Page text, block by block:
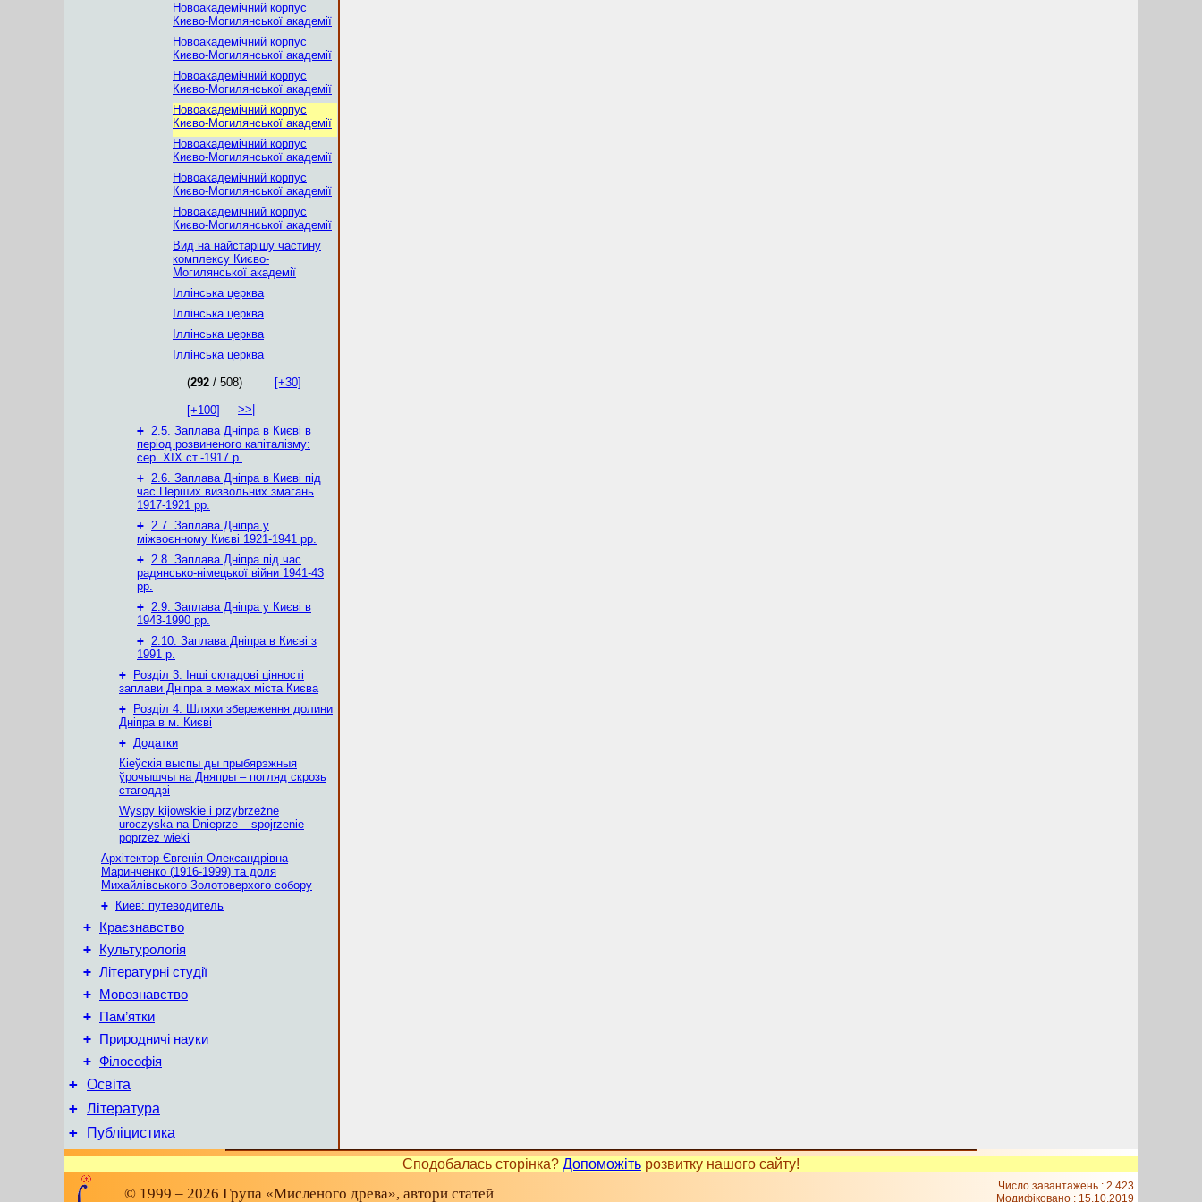
Новоакадемічний корпус
Києво-Могилянської академії
Новоакадемічний корпус
Києво-Могилянської академії
Новоакадемічний корпус
Києво-Могилянської академії
Новоакадемічний корпус
Києво-Могилянської академії
Новоакадемічний корпус
Києво-Могилянської академії
Новоакадемічний корпус
Києво-Могилянської академії
Новоакадемічний корпус
Києво-Могилянської академії
Вид на найстарішу частину
комплексу Києво-
Могилянської академії
Іллінська церква
Іллінська церква
Іллінська церква
Іллінська церква
(292 / 508) [+30]
[+100]
>>|
+ 2.5. Заплава Дніпра в Києві в
період розвиненого капіталізму:
сер. ХІХ ст.-1917 р.
+ 2.6. Заплава Дніпра в Києві під
час Перших визвольних змагань
1917-1921 рр.
+ 2.7. Заплава Дніпра у
міжвоєнному Києві 1921-1941 рр.
+ 2.8. Заплава Дніпра під час
радянсько-німецької війни 1941-43
рр.
+ 2.9. Заплава Дніпра у Києві в
1943-1990 рр.
+ 2.10. Заплава Дніпра в Києві з
1991 р.
+
Розділ 3. Інші складові цінності
заплави Дніпра в межах міста Києва
+
Розділ 4. Шляхи збереження долини
Дніпра в м. Києві
+ Додатки
Кіеўскія выспы ды прыбярэжныя
ўрочышчы на Дняпры – погляд скрозь
стагоддзі
Wyspy kijowskie i przybrzeżne
uroczyska na Dnieprze – spojrzenie
poprzez wieki
Архітектор Євгенія Олександрівна
Маринченко (1916-1999) та доля
Михайлівського Золотоверхого собору
+
Киев: путеводитель
+ Краєзнавство
+ Культурологія
+ Літературні студії
+ Мовознавство
+ Пам’ятки
+ Природничі науки
+ Філософія
+ Освіта
+ Література
+ Публіцистика
Сподобалась сторінка? Допоможіть розвитку нашого сайту!
© 1999 – 2026 Група «Мисленого древа», автори статей
Число завантажень : 2 423
Модифіковано : 15.10.2019